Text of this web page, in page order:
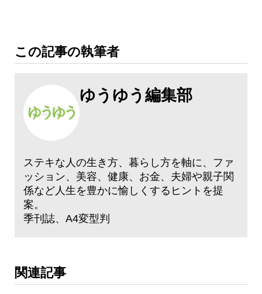
この記事の執筆者
ゆうゆう編集部
ステキな人の生き方、暮らし方を軸に、ファ
ッション、美容、健康、お金、夫婦や親子関
係など人生を豊かに愉しくするヒントを提
案。
季刊誌、A4変型判
関連記事